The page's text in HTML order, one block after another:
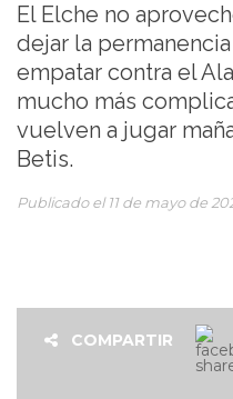
El Elche no
dejar la
empatar contra el
mucho más
vuelven a jugar
Betis.
Publicado el 11 de mayo de
COMPARTIR